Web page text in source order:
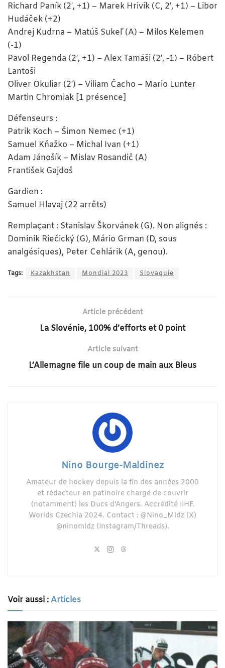
Richard Paník (2′, +1) – Marek Hrivík (C, 2′, +1) – Libor
Hudáček (+2)
Andrej Kudrna – Matúš Sukeľ (A) – Milos Kelemen
(-1)
Pavol Regenda (2′, +1) – Alex Tamáši (2′, -1) – Róbert
Lantoši
Oliver Okuliar (2′) – Viliam Čacho – Mario Lunter
Martin Chromiak [1 présence]
Défenseurs :
Patrik Koch – Šimon Nemec (+1)
Samuel Kňažko – Michal Ivan (+1)
Adam Jánošík – Mislav Rosandič (A)
František Gajdoš
Gardien :
Samuel Hlavaj (22 arrêts)
Remplaçant : Stanislav Škorvánek (G). Non alignés :
Dominik Riečický (G), Mário Grman (D, sous
analgésiques), Peter Cehlárik (A, genou).
Tags: Kazakhstan Mondial 2023 Slovaquie
Article précédent
La Slovénie, 100% d’efforts et 0 point
Article suivant
L’Allemagne file un coup de main aux Bleus
Nino Bourge-Maldinez
Amateur de hockey depuis la fin des années 2000
et rédacteur en patinoire chargé de couvrir
(notamment) les Ducs d'Angers. Accrédité IIHF.
Worlds Czechia 2024. Contact : @Nino_Mldz (X)
@ninomldz (Instagram/Threads).
Voir aussi :Articles